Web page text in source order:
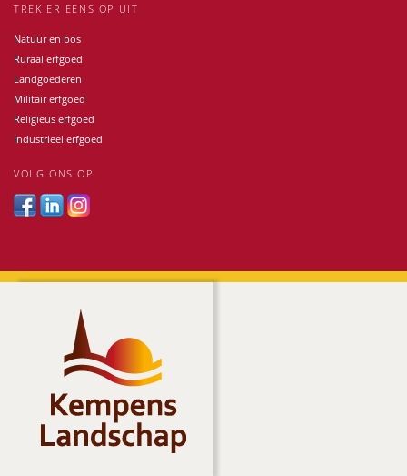
TREK ER EENS OP UIT
Natuur en bos
Ruraal erfgoed
Landgoederen
Militair erfgoed
Religieus erfgoed
Industrieel erfgoed
VOLG ONS OP